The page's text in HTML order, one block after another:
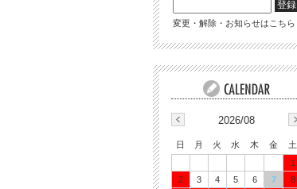
変更・解除・お知らせはこちら
2026/08
日 月 火 水 木 金
土
1
2
3 4 5 6 7
8